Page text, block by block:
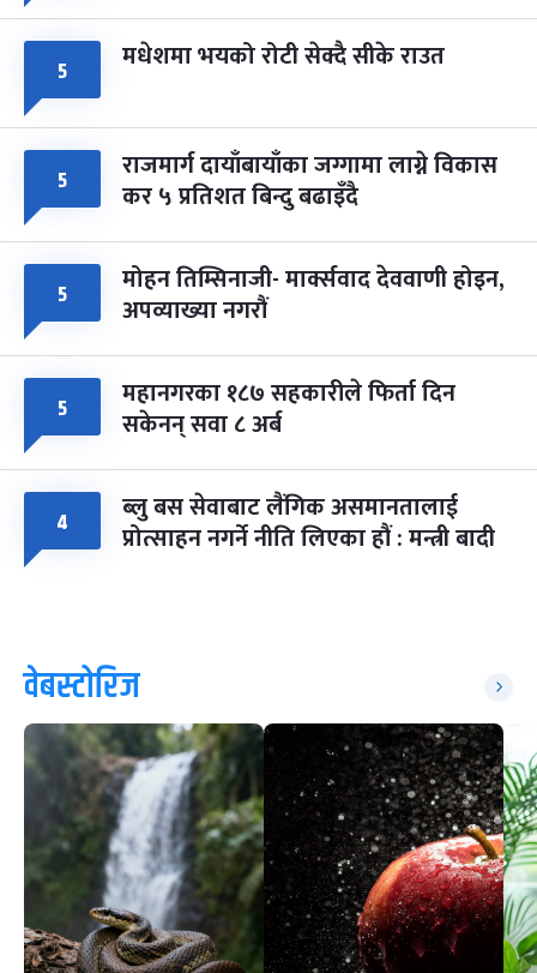
५ मधेशमा भयको रोटी सेक्दै सीके राउत
५ राजमार्ग दायाँबायाँका जग्गामा लाग्ने विकास
कर ५ प्रतिशत बिन्दु बढाइँदै
५ मोहन तिम्सिनाजी- मार्क्सवाद देववाणी होइन,
अपव्याख्या नगरौं
५ महानगरका १८७ सहकारीले फिर्ता दिन
सकेनन् सवा ८ अर्ब
४ ब्लु बस सेवाबाट लैंगिक असमानतालाई
प्रोत्साहन नगर्ने नीति लिएका हौं : मन्त्री बादी
वेबस्टोरिज